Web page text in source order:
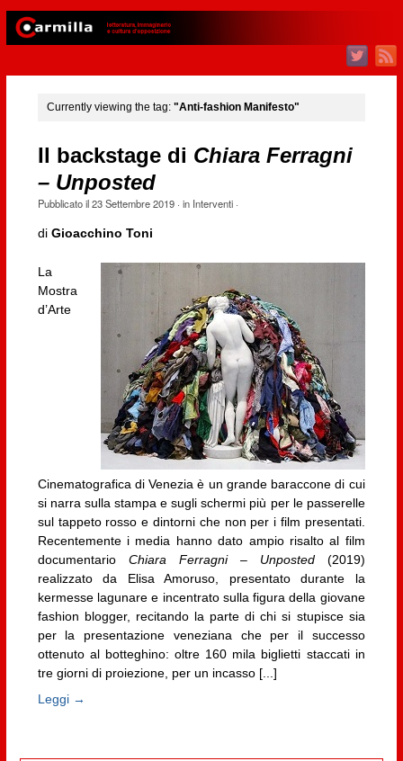
Currently viewing the tag: "Anti-fashion Manifesto"
Il backstage di Chiara Ferragni
– Unposted
Pubblicato il23 Settembre 2019· in Interventi·
di Gioacchino Toni
La
Mostra
d’Arte
Cinematografica di Venezia è un grande baraccone di cui
si narra sulla stampa e sugli schermi più per le passerelle
sul tappeto rosso e dintorni che non per i film presentati.
Recentemente i media hanno dato ampio risalto al film
documentario Chiara Ferragni – Unposted(2019)
realizzato da Elisa Amoruso, presentato durante la
kermesse lagunare e incentrato sulla figura della giovane
fashion blogger, recitando la parte di chi si stupisce sia
per la presentazione veneziana che per il successo
ottenuto al botteghino: oltre 160 mila biglietti staccati in
tre giorni di proiezione, per un incasso [...]
Leggi →